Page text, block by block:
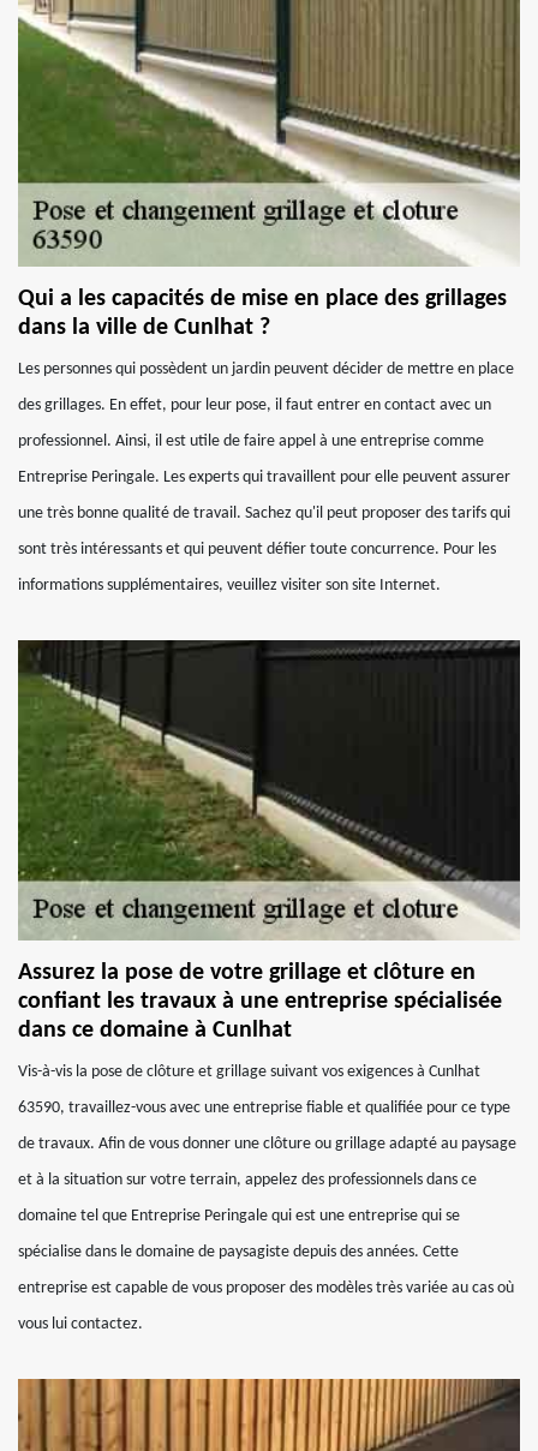
Qui a les capacités de mise en place des grillages
dans la ville de Cunlhat ?
Les personnes qui possèdent un jardin peuvent décider de mettre en place
des grillages. En effet, pour leur pose, il faut entrer en contact avec un
professionnel. Ainsi, il est utile de faire appel à une entreprise comme
Entreprise Peringale. Les experts qui travaillent pour elle peuvent assurer
une très bonne qualité de travail. Sachez qu'il peut proposer des tarifs qui
sont très intéressants et qui peuvent défier toute concurrence. Pour les
informations supplémentaires, veuillez visiter son site Internet.
Assurez la pose de votre grillage et clôture en
confiant les travaux à une entreprise spécialisée
dans ce domaine à Cunlhat
Vis-à-vis la pose de clôture et grillage suivant vos exigences à Cunlhat
63590, travaillez-vous avec une entreprise fiable et qualifiée pour ce type
de travaux. Afin de vous donner une clôture ou grillage adapté au paysage
et à la situation sur votre terrain, appelez des professionnels dans ce
domaine tel que Entreprise Peringale qui est une entreprise qui se
spécialise dans le domaine de paysagiste depuis des années. Cette
entreprise est capable de vous proposer des modèles très variée au cas où
vous lui contactez.